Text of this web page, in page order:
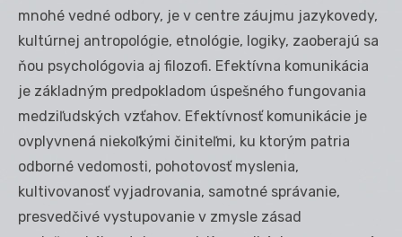
mnohé vedné odbory, je v centre záujmu jazykovedy,
kultúrnej antropológie, etnológie, logiky, zaoberajú sa
ňou psychológovia aj filozofi. Efektívna komunikácia
je základným predpokladom úspešného fungovania
medziľudských vzťahov. Efektívnosť komunikácie je
ovplyvnená niekoľkými činiteľmi, ku ktorým patria
odborné vedomosti, pohotovosť myslenia,
kultivovanosť vyjadrovania, samotné správanie,
presvedčivé vystupovanie v zmysle zásad